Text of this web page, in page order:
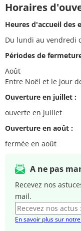
Horaires
Heures d'accueil des
Du lundi au vendredi
Périodes de
Août
Entre Noël et le jour
Ouverture en juillet :
ouverte en juillet
Ouverture en août :
fermée en août
A ne pas
Recevez nos
mail.
En savoir plus sur